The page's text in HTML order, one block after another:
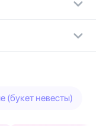
(букет невесты)